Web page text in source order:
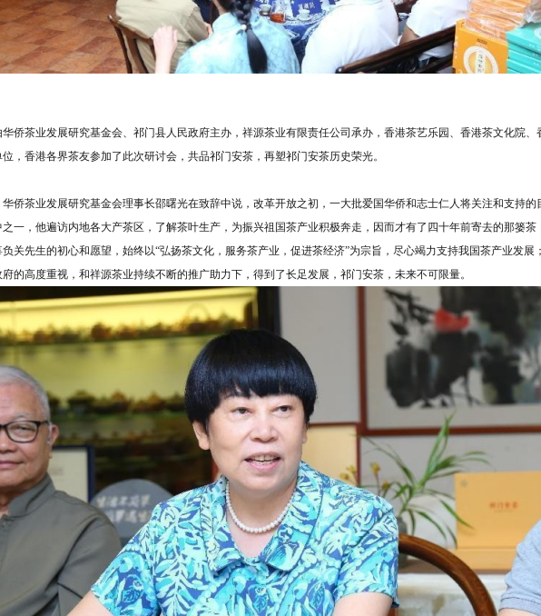
华侨茶业发展研究基金会、祁门县人民政府主办，祥源茶业有限责任公司承办，香港茶艺乐园、香港茶文化院
，香港各界茶友参加了此次研讨会，共品祁门安茶，再塑祁门安茶历史荣光。
侨茶业发展研究基金会理事长邵曙光在致辞中说，改革开放之初，一大批爱国华侨和志士仁人将关注和支持
一，他遍访内地各大产茶区，了解茶叶生产，为振兴祖国茶产业积极奔走，因而才有了四十年前寄去的那篓茶
关先生的初心和愿望，始终以“弘扬茶文化，服务茶产业，促进茶经济”为宗旨，尽心竭力支持我国茶产业发展
的高度重视，和祥源茶业持续不断的推广助力下，得到了长足发展，祁门安茶，未来不可限量。